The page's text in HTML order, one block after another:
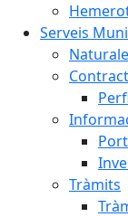
Serveis
Tràmits